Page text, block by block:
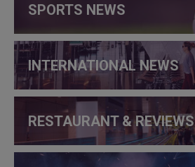
SPORTS NEWS
INTERNATIONAL NEWS
RESTAURANT & REVIEWS